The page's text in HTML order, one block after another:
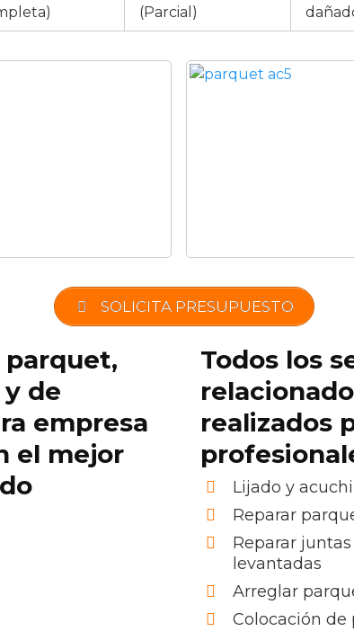
(Parcial)
SOLICITA PRESUPUESTO
parquet,
de
empresa
el mejor
Todos los
realizados
Lijado y
Reparar
Reparar
levantadas
Arreglar
Colocación de